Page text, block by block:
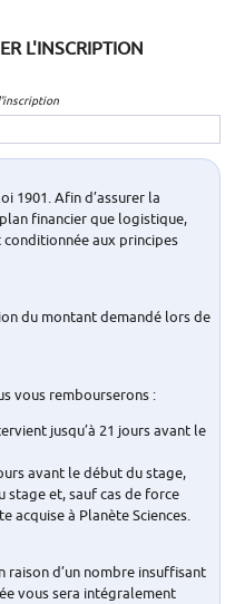
L'INSCRIPTION
1901. Afin d’assurer la
financier que logistique,
conditionnée aux principes
du montant demandé lors de
vous rembourserons :
jusqu’à 21 jours avant le
avant le début du stage,
stage et, sauf cas de force
acquise à Planète Sciences.
raison d’un nombre insuffisant
vous sera intégralement